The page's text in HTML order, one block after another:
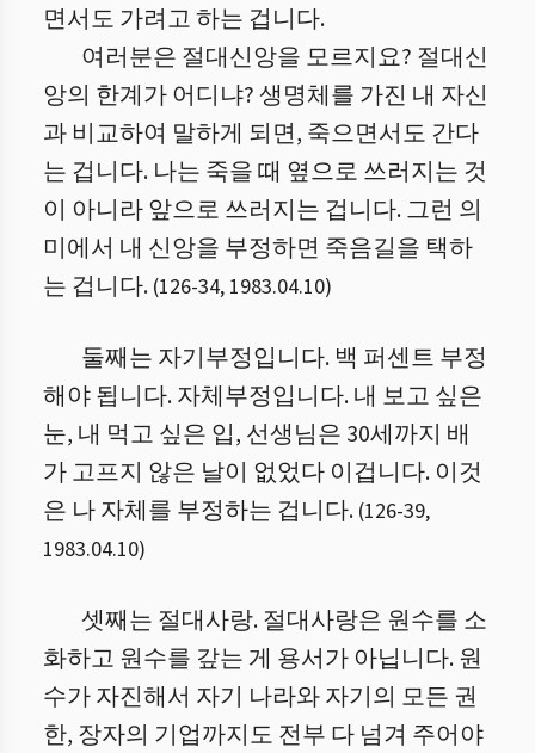
면서도 가려고 하는 겁니다.
여러분은 절대신앙을 모르지요? 절대신
앙의 한계가 어디냐? 생명체를 가진 내 자신
과 비교하여 말하게 되면, 죽으면서도 간다
는 겁니다. 나는 죽을 때 옆으로 쓰러지는 것
이 아니라 앞으로 쓰러지는 겁니다. 그런 의
미에서 내 신앙을 부정하면 죽음길을 택하
는 겁니다. (126-34, 1983.04.10)
둘째는 자기부정입니다. 백 퍼센트 부정
해야 됩니다. 자체부정입니다. 내 보고 싶은
눈, 내 먹고 싶은 입, 선생님은 30세까지 배
가 고프지 않은 날이 없었다 이겁니다. 이것
은 나 자체를 부정하는 겁니다. (126-39,
1983.04.10)
셋째는 절대사랑. 절대사랑은 원수를 소
화하고 원수를 갚는 게 용서가 아닙니다. 원
수가 자진해서 자기 나라와 자기의 모든 권
한, 장자의 기업까지도 전부 다 넘겨 주어야